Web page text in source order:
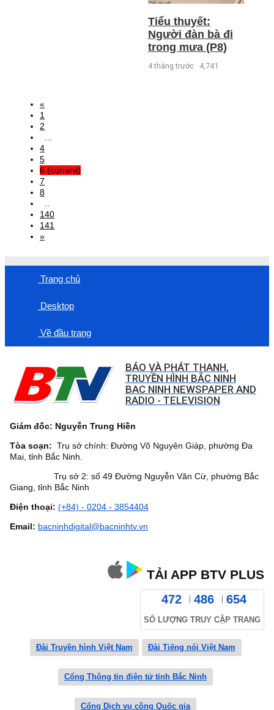
Tiểu thuyết:
Người đàn bà đi
trong mưa (P8)
4 tháng trước 4,741
«
1
2
4
5
6 (current)
7
8
140
141
»
Trang chủ
Desktop
Về đầu trang
BÁO VÀ PHÁT THANH,
TRUYỀN HÌNH BẮC NINH
BAC NINH NEWSPAPER AND
RADIO - TELEVISION
Giám đốc: Nguyễn Trung Hiền
Tòa soạn: Trụ sở chính: Đường Võ Nguyên Giáp, phường Đa
Mai, tỉnh Bắc Ninh.
Trụ sở 2: số 49 Đường Nguyễn Văn Cừ, phường Bắc
Giang, tỉnh Bắc Ninh
Điện thoại: (+84) - 0204 - 3854404
Email: bacninhdigital@bacninhtv.vn
TẢI APP BTV PLUS
472 486 654
SỐ LƯỢNG TRUY CẬP TRANG
Đài Truyền hình Việt Nam Đài Tiếng nói Việt Nam
Cổng Thông tin điện tử tỉnh Bắc Ninh
Cổng Dịch vụ công Quốc gia